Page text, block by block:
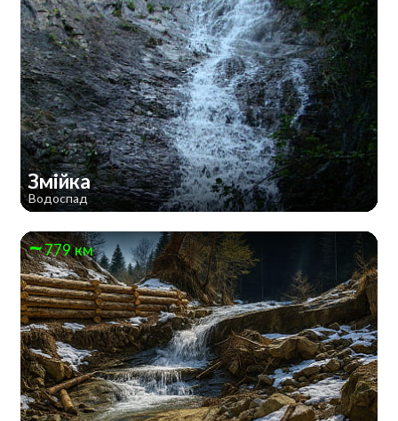
Змійка
Водоспад
779 км